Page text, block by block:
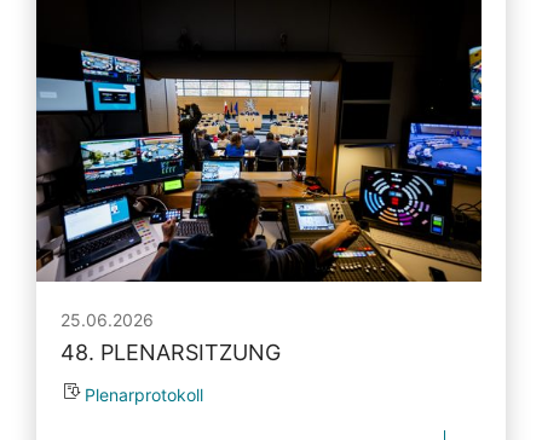
25.06.2026
48. PLENARSITZUNG
Plenarprotokoll